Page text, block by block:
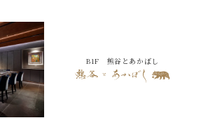
B1F 熊谷とあかぼし